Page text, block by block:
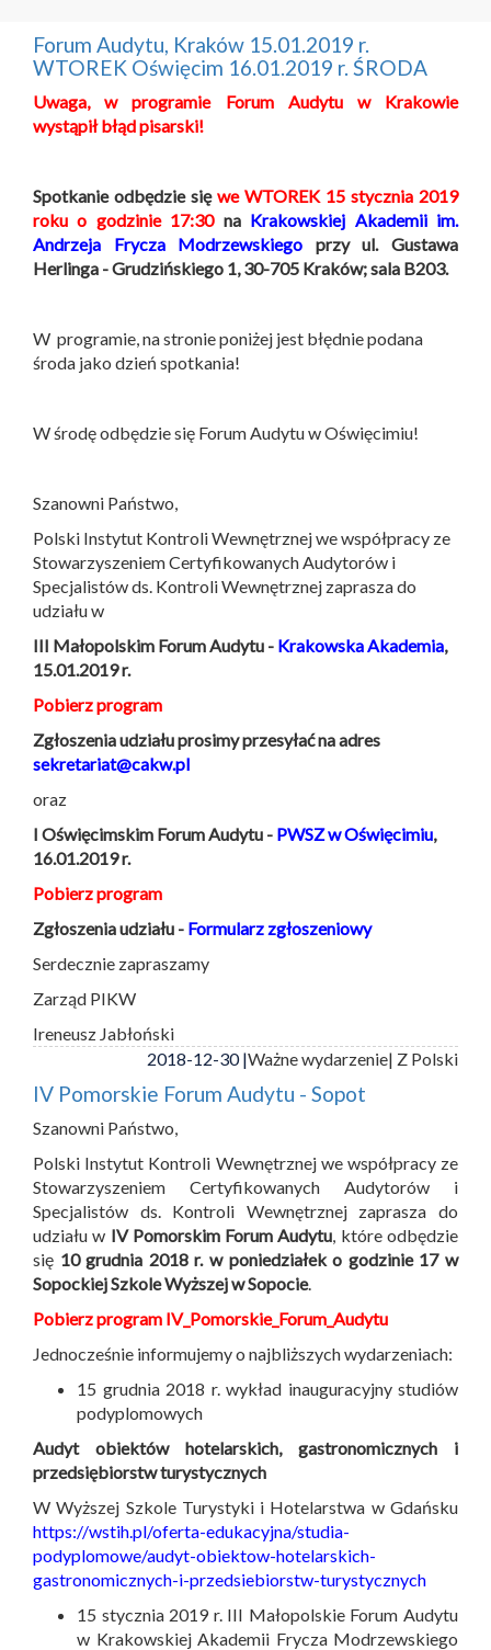
Forum Audytu, Kraków 15.01.2019 r.
WTOREK Oświęcim 16.01.2019 r. ŚRODA
Uwaga,
w programie Forum Audytu w Krakowie
wystąpił błąd pisarski!
Spotkanie odbędzie się we WTOREK 15 stycznia 2019
roku o godzinie 17:30na Krakowskiej Akademii im.
Andrzeja Frycza Modrzewskiego przy ul. Gustawa
Herlinga - Grudzińskiego 1, 30-705 Kraków; sala B203.
W programie, na stronie poniżej jest błędnie podana
środa jako dzień spotkania!
W środę odbędzie się Forum Audytu w Oświęcimiu!
Szanowni Państwo,
Polski Instytut Kontroli Wewnętrznej we współpracy ze
Stowarzyszeniem Certyfikowanych Audytorów i
Specjalistów ds. Kontroli Wewnętrznej zaprasza do
udziału w
III Małopolskim Forum Audytu - Krakowska Akademia,
15.01.2019 r.
Pobierz program
Zgłoszenia udziału prosimy przesyłać na adres
sekretariat@cakw.pl
oraz
I Oświęcimskim Forum Audytu - PWSZ w Oświęcimiu,
16.01.2019 r.
Pobierz program
Zgłoszenia udziału - Formularz zgłoszeniowy
Serdecznie zapraszamy
Zarząd PIKW
Ireneusz Jabłoński
2018-12-30 |Ważne wydarzenie| Z Polski
IV Pomorskie Forum Audytu - Sopot
Szanowni Państwo,
Polski Instytut Kontroli Wewnętrznej we współpracy ze
Stowarzyszeniem Certyfikowanych Audytorów i
Specjalistów ds. Kontroli Wewnętrznej zaprasza do
udziału w IV Pomorskim Forum Audytu , które odbędzie
się 10 grudnia 2018 r. w poniedziałek o godzinie 17 w
Sopockiej Szkole Wyższej w Sopocie.
Pobierz program IV_Pomorskie_Forum_Audytu
Jednocześnie informujemy o najbliższych wydarzeniach:
15 grudnia 2018 r. wykład inauguracyjny studiów
podyplomowych
Audyt obiektów hotelarskich, gastronomicznych i
przedsiębiorstw turystycznych
W Wyższej Szkole Turystyki i Hotelarstwa w Gdańsku
https://wstih.pl/oferta-edukacyjna/studia-
podyplomowe/audyt-obiektow-hotelarskich-
gastronomicznych-i-przedsiebiorstw-turystycznych
15 stycznia 2019 r. III Małopolskie Forum Audytu
w Krakowskiej Akademii Frycza Modrzewskiego